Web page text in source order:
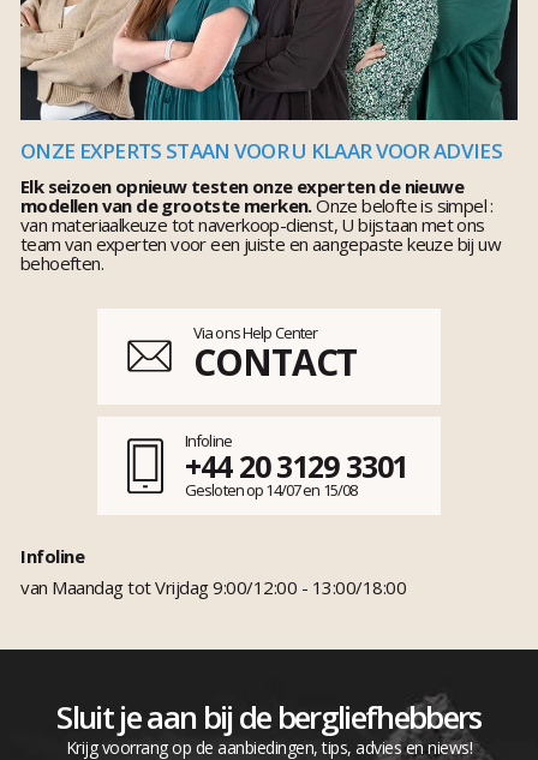
ONZE EXPERTS STAAN VOOR U KLAAR VOOR ADVIES
Elk seizoen opnieuw testen onze experten de nieuwe
modellen van de grootste merken.Onze belofte is simpel :
van materiaalkeuze tot naverkoop-dienst, U bijstaan met ons
team van experten voor een juiste en aangepaste keuze bij uw
behoeften.
Via ons Help Center
CONTACT
Infoline
+44 20 3129 3301
Gesloten op 14/07 en 15/08
Infoline
van Maandag tot Vrijdag 9:00/12:00 - 13:00/18:00
Sluit je aan bij de bergliefhebbers
Krijg voorrang op de aanbiedingen, tips, advies en niews!